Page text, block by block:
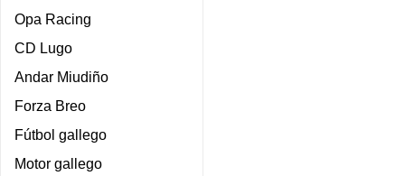
Opa Racing
CD Lugo
Andar Miudiño
Forza Breo
Fútbol gallego
Motor gallego